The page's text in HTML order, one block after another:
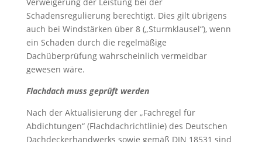
Schadensregulierung berechtigt. Dies gilt übrigens
auch bei Windstärken über 8 („Sturmklausel“), wenn
ein Schaden durch die regelmäßige
Dachüberprüfung wahrscheinlich vermeidbar
gewesen wäre.
Flachdach muss geprüft werden
Nach der Aktualisierung der „Fachregel für
Abdichtungen“ (Flachdachrichtlinie) des Deutschen
Dachdeckerhandwerks sowie gemäß DIN 18531 sind